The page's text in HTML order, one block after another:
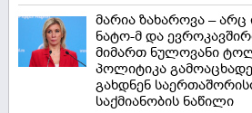
მარია ზახაროვა – არც
ნატო-მ და
მიმართ ნულოვანი
პოლიტიკა
გახდნენ
საქმიანობის ნაწილი